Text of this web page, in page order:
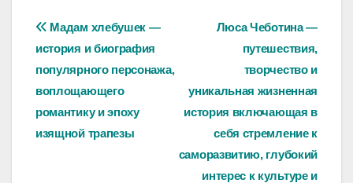
Навигация
по
записям
Люса Чеботина —
путешествия,
творчество и
уникальная жизненная
история включающая в
себя стремление к
саморазвитию, глубокий
интерес к культуре и
Мадам хлебушек —
история и биография
популярного персонажа,
воплощающего
романтику и эпоху
изящной трапезы